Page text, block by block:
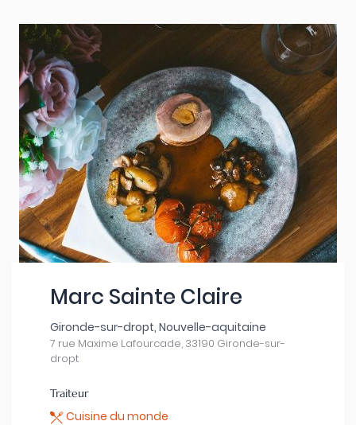
Marc Sainte Claire
Gironde-sur-dropt, Nouvelle-aquitaine
7 rue Maxime Lafourcade, 33190 Gironde-sur-
dropt
Traiteur
Cuisine du monde